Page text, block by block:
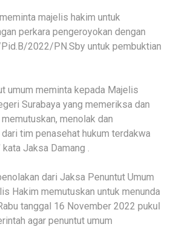
majelis hakim untuk
perkara pengeroyokan dengan
2022/PN.Sby untuk pembuktian
umum meminta kepada Majelis
Surabaya yang memeriksa dan
menolak dan
tim penasehat hukum terdakwa
Jaksa Damang .
dari Jaksa Penuntut Umum
Hakim memutuskan untuk menunda
tanggal 16 November 2022 pukul
agar penuntut umum